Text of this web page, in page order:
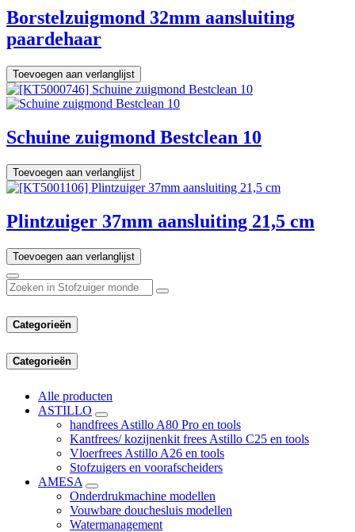
Borstelzuigmond 32mm aansluiting
paardehaar
Toevoegen aan verlanglijst
Schuine zuigmond Bestclean 10
Toevoegen aan verlanglijst
Plintzuiger 37mm aansluiting 21,5 cm
Toevoegen aan verlanglijst
Categorieën
Categorieën
Alle producten
ASTILLO
handfrees Astillo A80 Pro en tools
Kantfrees/ kozijnenkit frees Astillo C25 en tools
Vloerfrees Astillo A26 en tools
Stofzuigers en voorafscheiders
AMESA
Onderdrukmachine modellen
Vouwbare douchesluis modellen
Watermanagement